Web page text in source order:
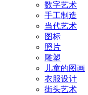
数字艺术
手工制造
当代艺术
图标
照片
雕塑
儿童的图画
衣服设计
街头艺术